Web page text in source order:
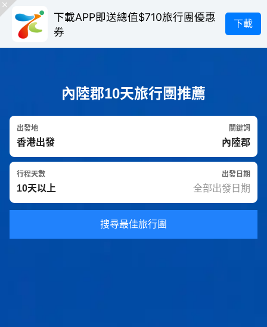
下載APP即送總值$710旅行團優惠
券
下載
內陸郡10天旅行團推薦
出發地 關鍵詞
出發日期
行程天數
搜尋最佳旅行團